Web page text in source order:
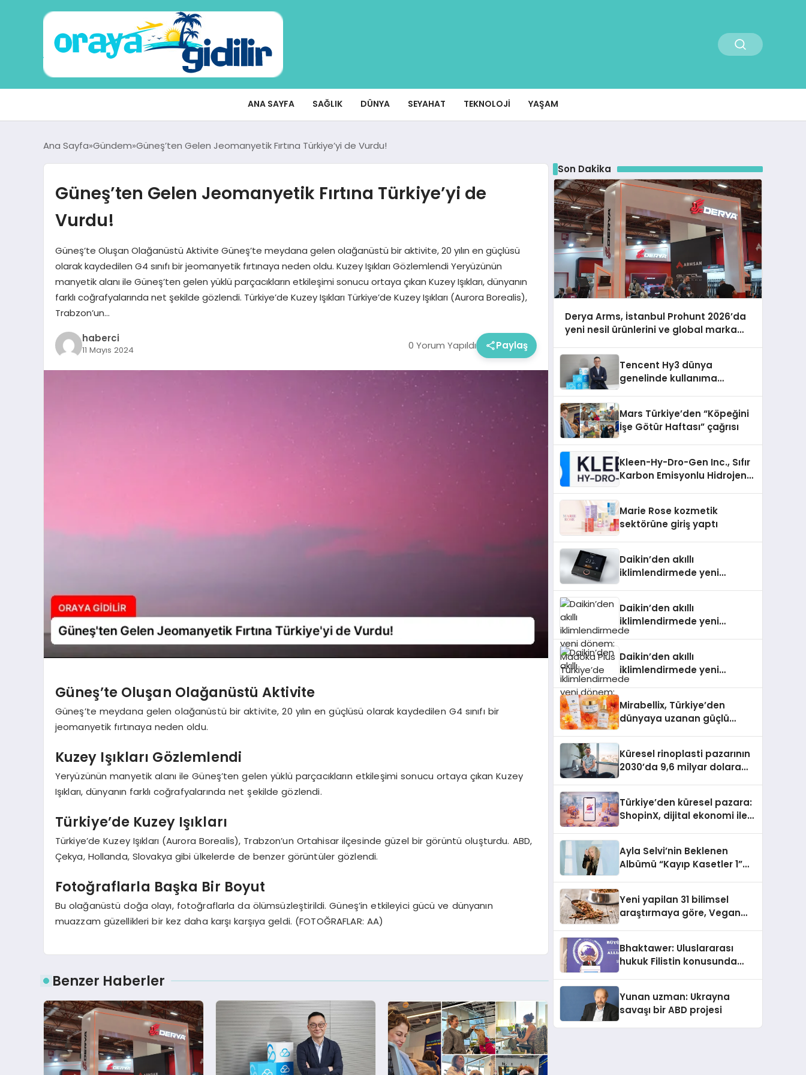
ANA SAYFA SAĞLIK DÜNYA SEYAHAT TEKNOLOJI YAŞAM
Ana Sayfa Gündem Güneş’ten Gelen Jeomanyetik Fırtına Türkiye’yi de Vurdu!
Güneş’ten Gelen Jeomanyetik Fırtına Türkiye’yi de
Vurdu!
Güneş’te Oluşan Olağanüstü Aktivite Güneş’te meydana gelen olağanüstü bir aktivite, 20 yılın en güçlüsü
olarak kaydedilen G4 sınıfı bir jeomanyetik fırtınaya neden oldu. Kuzey Işıkları Gözlemlendi Yeryüzünün
manyetik alanı ile Güneş’ten gelen yüklü parçacıkların etkileşimi sonucu ortaya çıkan Kuzey Işıkları, dünyanın
farklı coğrafyalarında net şekilde gözlendi. Türkiye’de Kuzey Işıkları Türkiye’de Kuzey Işıkları (Aurora Borealis),
Trabzon’un…
haberci
11 Mayıs 2024 0 Yorum Yapıldı Paylaş
Güneş’te Oluşan Olağanüstü Aktivite
Güneş’te meydana gelen olağanüstü bir aktivite, 20 yılın en güçlüsü olarak kaydedilen G4 sınıfı bir
jeomanyetik fırtınaya neden oldu.
Kuzey Işıkları Gözlemlendi
Yeryüzünün manyetik alanı ile Güneş’ten gelen yüklü parçacıkların etkileşimi sonucu ortaya çıkan Kuzey
Işıkları, dünyanın farklı coğrafyalarında net şekilde gözlendi.
Türkiye’de Kuzey Işıkları
Türkiye’de Kuzey Işıkları (Aurora Borealis), Trabzon’un Ortahisar ilçesinde güzel bir görüntü oluşturdu. ABD,
Çekya, Hollanda, Slovakya gibi ülkelerde de benzer görüntüler gözlendi.
Fotoğraflarla Başka Bir Boyut
Bu olağanüstü doğa olayı, fotoğraflarla da ölümsüzleştirildi. Güneş’in etkileyici gücü ve dünyanın
muazzam güzellikleri bir kez daha karşı karşıya geldi. (FOTOĞRAFLAR: AA)
Benzer Haberler
Son Dakika
Derya Arms, İstanbul Prohunt 2026’da
yeni nesil ürünlerini ve global marka
Tencent Hy3 dünya
genelinde kullanıma
Mars Türkiye’den “Köpeğini
İşe Götür Haftası” çağrısı
Kleen-Hy-Dro-Gen Inc., Sıfır
Karbon Emisyonlu Hidrojen
Aldı
Marie Rose kozmetik
sektörüne giriş yaptı
Daikin’den akıllı
iklimlendirmede yeni
Daikin’den akıllı
iklimlendirmede yeni
dönem: Madoka Plus
Daikin’den akıllı
iklimlendirmede yeni
dönem: Madoka Plus
Mirabellix, Türkiye’den
dünyaya uzanan güçlü
Küresel rinoplasti pazarının
2030’da 9,6 milyar dolara
Türkiye’den küresel pazara:
ShopinX, dijital ekonomi ile
Ayla Selvi’nin Beklenen
Albümü “Kayıp Kasetler 1”
Yeni yapilan 31 bilimsel
araştırmaya göre, Vegan
Sindirildiğini Ortaya Koydu
Bhaktawer: Uluslararası
hukuk Filistin konusunda
Yunan uzman: Ukrayna
savaşı bir ABD projesi